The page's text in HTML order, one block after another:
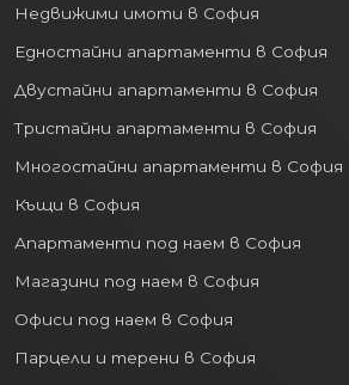
Недвижими имоти в София
Едностайни апартаменти в София
Двустайни апартаменти в София
Тристайни апартаменти в София
Многостайни апартаменти в София
Къщи в София
Апартаменти под наем в София
Магазини под наем в София
Офиси под наем в София
Парцели и терени в София